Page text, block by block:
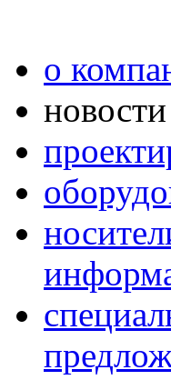
о
новости